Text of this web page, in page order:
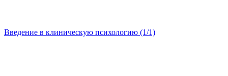
Введение в клиническую психологию (1/1)